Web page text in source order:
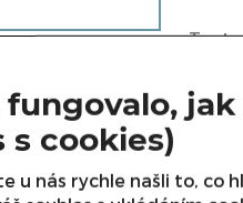
fungovalo, jak
s cookies)
u nás rychle našli to, co